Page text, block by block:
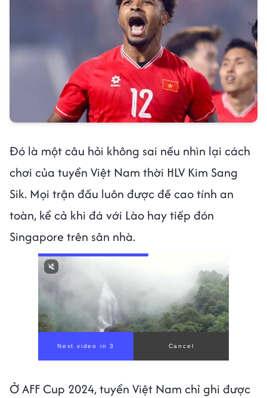
Đó là một câu hỏi không sai nếu nhìn lại cách
chơi của tuyển Việt Nam thời HLV Kim Sang
Sik. Mọi trận đấu luôn được đề cao tính an
toàn, kể cả khi đá với Lào hay tiếp đón
Singapore trên sân nhà.
Next video in 1 Cancel
Ở AFF Cup 2024, tuyển Việt Nam chỉ ghi được